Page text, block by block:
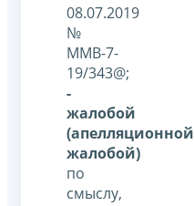
08.07.2019
№
ММВ-7-
19/343@;
-
жалобой
(апелляционной
жалобой)
по
смыслу,